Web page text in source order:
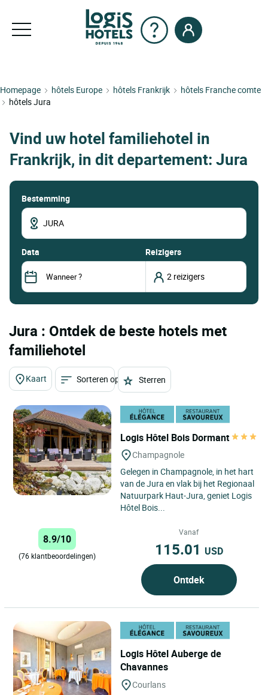
Homepage hôtels Europe hôtels Frankrijk
hôtels Franche comte
hôtels Jura
Vind uw hotel familiehotel in
Frankrijk, in dit departement: Jura
Bestemming
data Reizigers
Jura : Ontdek de beste hotels met
familiehotel
Kaart Sorteren op Sterren
Logis Hôtel Bois Dormant
Champagnole
Gelegen in Champagnole, in het hart
van de Jura en vlak bij het Regionaal
Natuurpark Haut-Jura, geniet Logis
Hôtel Bois...
8.9/10
(76 klantbeoordelingen)
Vanaf
115.01 USD
Ontdek
Logis Hôtel Auberge de
Chavannes
Courlans